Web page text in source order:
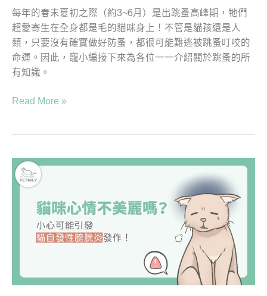
每年的春末夏初之際（約3~6月）是出跳蚤高峰期，牠們
超愛寄生在全身都是毛的貓咪身上！不管是貓孩還是人
類，只要沒有確實做好防蚤，都很可能難逃被跳蚤叮咬的
命運。因此，寵小編接下來為各位一一介紹關於跳蚤的所
有知識。
蚤
大
作
戰！
Read More »
貓
咪
與